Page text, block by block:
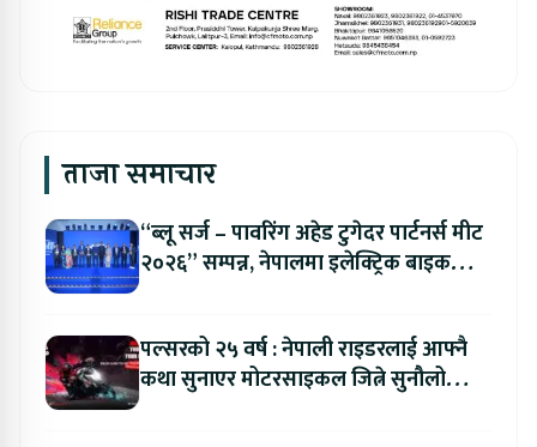
ताजा समाचार
“ब्लू सर्ज – पावरिंग अहेड टुगेदर पार्टनर्स मीट
२०२६” सम्पन्न, नेपालमा इलेक्ट्रिक बाइक
पल्सरको २५ वर्ष : नेपाली राइडरलाई आफ्नै
कथा सुनाएर मोटरसाइकल जित्ने सुनौलो